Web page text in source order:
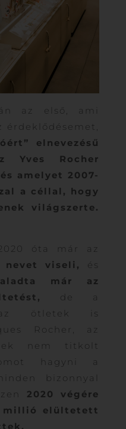
az első, ami
érdeklődésemet,
elnevezésű
Yves Rocher
amelyet 2007-
a céllal, hogy
világszerte.
óta már az
nevet viseli,
már az
de a
ötletek is
Rocher, az
nem titkolt
hagyni a
bizonnyal
2020 végére
millió elültetett